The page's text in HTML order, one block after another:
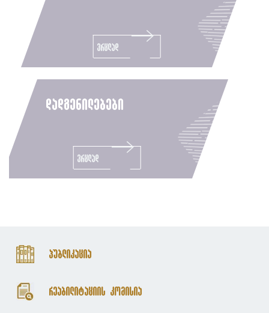
ვრცლად
დადგენილებები
ვრცლად
პუბლიკაცია
რეაბილიტაციის კომისია